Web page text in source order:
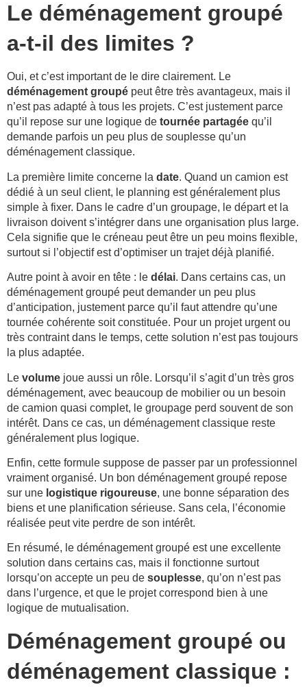
Le déménagement groupé
a-t-il des limites ?
Oui, et c’est important de le dire clairement. Le
déménagement groupé peut être très avantageux, mais il
n’est pas adapté à tous les projets. C’est justement parce
qu’il repose sur une logique de tournée partagée qu’il
demande parfois un peu plus de souplesse qu’un
déménagement classique.
La première limite concerne la date. Quand un camion est
dédié à un seul client, le planning est généralement plus
simple à fixer. Dans le cadre d’un groupage, le départ et la
livraison doivent s’intégrer dans une organisation plus large.
Cela signifie que le créneau peut être un peu moins flexible,
surtout si l’objectif est d’optimiser un trajet déjà planifié.
Autre point à avoir en tête : le délai. Dans certains cas, un
déménagement groupé peut demander un peu plus
d’anticipation, justement parce qu’il faut attendre qu’une
tournée cohérente soit constituée. Pour un projet urgent ou
très contraint dans le temps, cette solution n’est pas toujours
la plus adaptée.
Le volume joue aussi un rôle. Lorsqu’il s’agit d’un très gros
déménagement, avec beaucoup de mobilier ou un besoin
de camion quasi complet, le groupage perd souvent de son
intérêt. Dans ce cas, un déménagement classique reste
généralement plus logique.
Enfin, cette formule suppose de passer par un professionnel
vraiment organisé. Un bon déménagement groupé repose
sur une logistique rigoureuse, une bonne séparation des
biens et une planification sérieuse. Sans cela, l’économie
réalisée peut vite perdre de son intérêt.
En résumé, le déménagement groupé est une excellente
solution dans certains cas, mais il fonctionne surtout
lorsqu’on accepte un peu de souplesse, qu’on n’est pas
dans l’urgence, et que le projet correspond bien à une
logique de mutualisation.
Déménagement groupé ou
déménagement classique :